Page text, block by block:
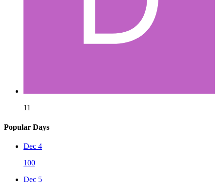
11
Popular Days
Dec 4
100
Dec 5